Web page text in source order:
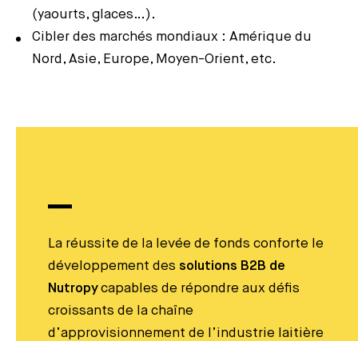
(yaourts, glaces…).
Cibler des marchés mondiaux : Amérique du
Nord, Asie, Europe, Moyen-Orient, etc.
La réussite de la levée de fonds conforte le
développement des solutions B2B de
Nutropycapables de répondre aux défis
croissants de la chaîne
d’approvisionnement de l’industrie laitière